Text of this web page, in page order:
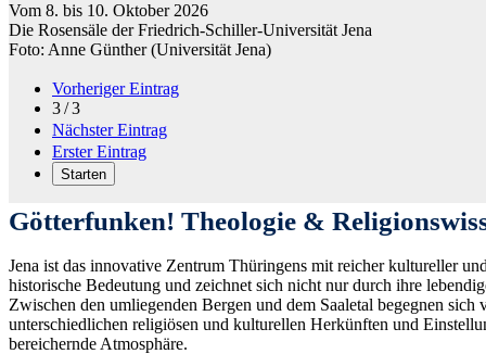
Vom 8. bis 10. Oktober 2026
Die Rosensäle der Friedrich-Schiller-Universität Jena
Foto: Anne Günther (Universität Jena)
Vorheriger Eintrag
3 / 3
Nächster Eintrag
Erster Eintrag
Starten
Götterfunken! Theologie &
Jena ist das innovative Zentrum Thüringens mit reicher kultureller
historische Bedeutung und zeichnet sich nicht nur durch ihre
Zwischen den umliegenden Bergen und dem Saaletal begegnen
unterschiedlichen religiösen und kulturellen Herkünften und
bereichernde Atmosphäre.